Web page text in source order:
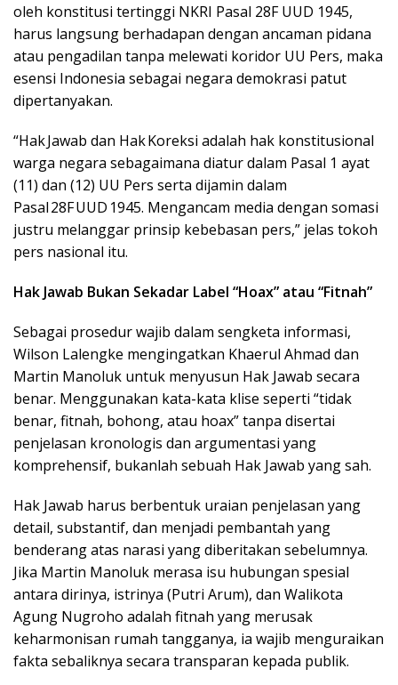
oleh konstitusi tertinggi NKRI Pasal 28F UUD 1945,
harus langsung berhadapan dengan ancaman pidana
atau pengadilan tanpa melewati koridor UU Pers, maka
esensi Indonesia sebagai negara demokrasi patut
dipertanyakan.
“Hak Jawab dan Hak Koreksi adalah hak konstitusional
warga negara sebagaimana diatur dalam Pasal 1 ayat
(11) dan (12) UU Pers serta dijamin dalam
Pasal 28F UUD 1945. Mengancam media dengan somasi
justru melanggar prinsip kebebasan pers,” jelas tokoh
pers nasional itu.
Hak Jawab Bukan Sekadar Label “Hoax” atau “Fitnah”
Sebagai prosedur wajib dalam sengketa informasi,
Wilson Lalengke mengingatkan Khaerul Ahmad dan
Martin Manoluk untuk menyusun Hak Jawab secara
benar. Menggunakan kata-kata klise seperti “tidak
benar, fitnah, bohong, atau hoax” tanpa disertai
penjelasan kronologis dan argumentasi yang
komprehensif, bukanlah sebuah Hak Jawab yang sah.
Hak Jawab harus berbentuk uraian penjelasan yang
detail, substantif, dan menjadi pembantah yang
benderang atas narasi yang diberitakan sebelumnya.
Jika Martin Manoluk merasa isu hubungan spesial
antara dirinya, istrinya (Putri Arum), dan Walikota
Agung Nugroho adalah fitnah yang merusak
keharmonisan rumah tangganya, ia wajib menguraikan
fakta sebaliknya secara transparan kepada publik.